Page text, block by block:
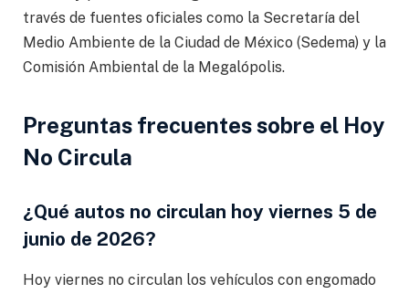
través de fuentes oficiales como la Secretaría del
Medio Ambiente de la Ciudad de México (Sedema) y la
Comisión Ambiental de la Megalópolis.
Preguntas frecuentes sobre el Hoy
No Circula
¿Qué autos no circulan hoy viernes 5 de
junio de 2026?
Hoy viernes no circulan los vehículos con engomado